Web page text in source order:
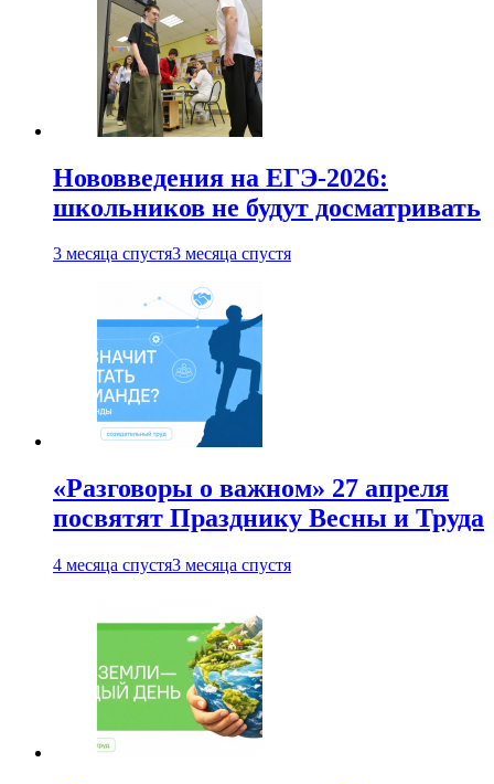
Нововведения на ЕГЭ-2026:
школьников не будут досматривать
3 месяца спустя3 месяца спустя
«Разговоры о важном» 27 апреля
посвятят Празднику Весны и Труда
4 месяца спустя3 месяца спустя